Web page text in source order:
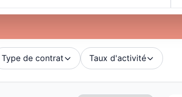
Type de contrat Taux d'activité